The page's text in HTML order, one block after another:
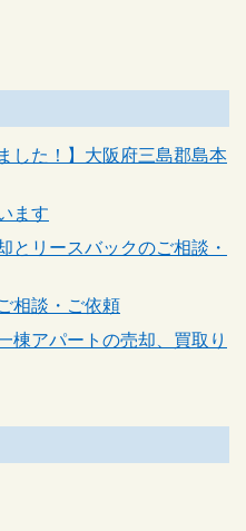
した！】大阪府三島郡島本
ます
とリースバックのご相談・
相談・ご依頼
棟アパートの売却、買取り